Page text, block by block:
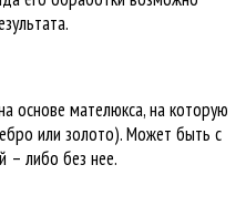
основе мателюкса, на которую
или золото). Может быть с
– либо без нее.